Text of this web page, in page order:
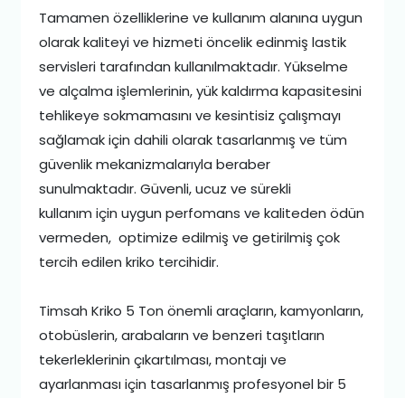
Tamamen özelliklerine ve kullanım alanına uygun
olarak kaliteyi ve hizmeti öncelik edinmiş lastik
servisleri tarafından kullanılmaktadır. Yükselme
ve alçalma işlemlerinin, yük kaldırma kapasitesini
tehlikeye sokmamasını ve kesintisiz çalışmayı
sağlamak için dahili olarak tasarlanmış ve tüm
güvenlik mekanizmalarıyla beraber
sunulmaktadır. Güvenli, ucuz ve sürekli
kullanım için uygun perfomans ve kaliteden ödün
vermeden, optimize edilmiş ve getirilmiş çok
tercih edilen kriko tercihidir.
Timsah Kriko 5 Ton önemli araçların, kamyonların,
otobüslerin, arabaların ve benzeri taşıtların
tekerleklerinin çıkartılması, montajı ve
ayarlanması için tasarlanmış profesyonel bir 5